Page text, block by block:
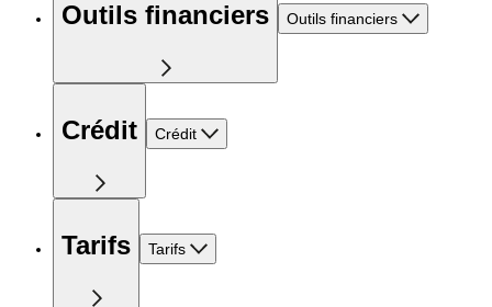
Outils financiers Outils financiers
Crédit Crédit
Tarifs Tarifs